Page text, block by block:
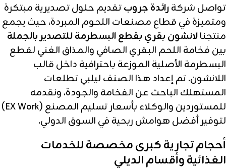
تواصل شركةرائدة جروبتقديم حلول تصديرية مبتكرة
ومتميزة في قطاع مصنعات اللحوم المبردة، حيث يجمع
منتجنالانشون بقري بقطع البسطرمة للتصدير بالجملة
بين فخامة اللحم البقري الصافي والمذاق الغني لقطع
البسطرمة الأصلية الموزعة باحترافية داخل قالب
اللانشون. تم إعداد هذا الصنف ليلبي تطلعات
المستهلك الباحث عن الفخامة والجودة، ونقدمه
للمستوردين والوكلاء بأسعار تسليم المصنع (EX Work)
لتوفير أفضل هوامش ربحية في السوق الدولي.
أحجام تجارية كبرى مخصصة للخدمات
الغذائية وأقسام الديلي